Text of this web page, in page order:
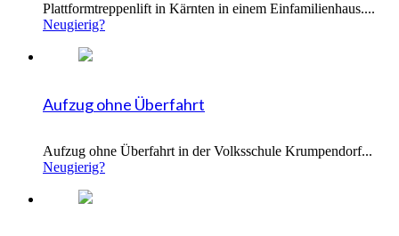
Plattformtreppenlift in Kärnten in einem Einfamilienhaus....
Neugierig?
Aufzug ohne Überfahrt
Aufzug ohne Überfahrt in der Volksschule Krumpendorf...
Neugierig?